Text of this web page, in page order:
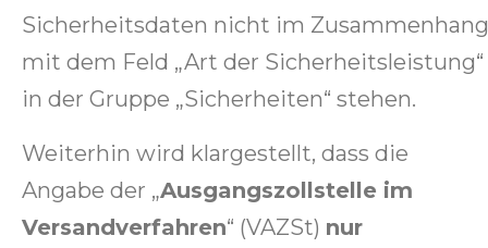
Sicherheitsdaten nicht im Zusammenhang
mit dem Feld „Art der Sicherheitsleistung“
in der Gruppe „Sicherheiten“ stehen.
Weiterhin wird klargestellt, dass die
Angabe der „Ausgangszollstelle im
Versandverfahren“ (VAZSt) nur